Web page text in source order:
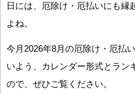
日には、厄除け・厄払いにも縁
よね。
今月2026年8月の厄除け・厄払
いよう、カレンダー形式とラン
ので、ぜひご覧ください。